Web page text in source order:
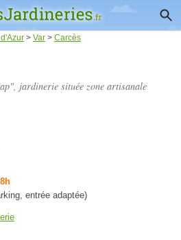
> Var > Carcès
jardinerie située zone artisanale
entrée adaptée)